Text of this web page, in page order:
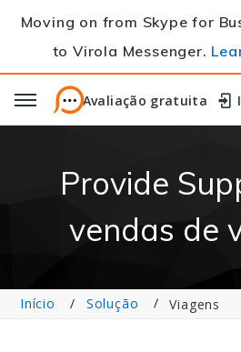
Moving on from Skype for
to Virola Messenger.
Avaliação gratuita
Avaliação gratuita
Provide
vendas de
Início Solução Viagens